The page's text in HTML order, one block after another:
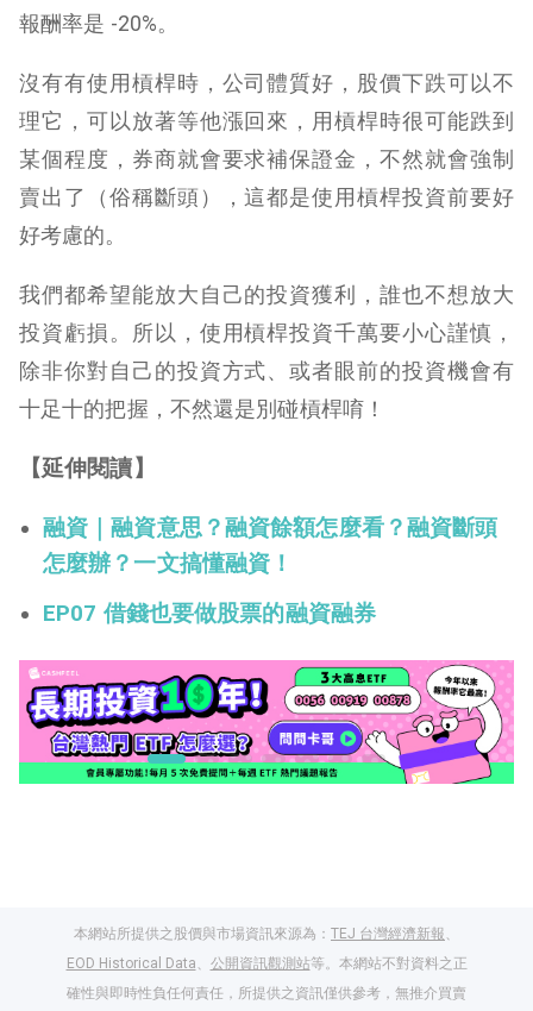
報酬率是 -20%。
沒有有使用槓桿時，公司體質好，股價下跌可以不
理它，可以放著等他漲回來，用槓桿時很可能跌到
某個程度，券商就會要求補保證金，不然就會強制
賣出了（俗稱斷頭），這都是使用槓桿投資前要好
好考慮的。
我們都希望能放大自己的投資獲利，誰也不想放大
投資虧損。所以，使用槓桿投資千萬要小心謹慎，
除非你對自己的投資方式、或者眼前的投資機會有
十足十的把握，不然還是別碰槓桿唷！
【延伸閱讀】
融資｜融資意思？融資餘額怎麼看？融資斷頭
怎麼辦？一文搞懂融資！
EP07 借錢也要做股票的融資融券
本網站所提供之股價與市場資訊來源為： TEJ 台灣經濟新報、
EOD Historical Data、 公開資訊觀測站等。本網站不對資料之正
確性與即時性負任何責任，所提供之資訊僅供參考，無推介買賣